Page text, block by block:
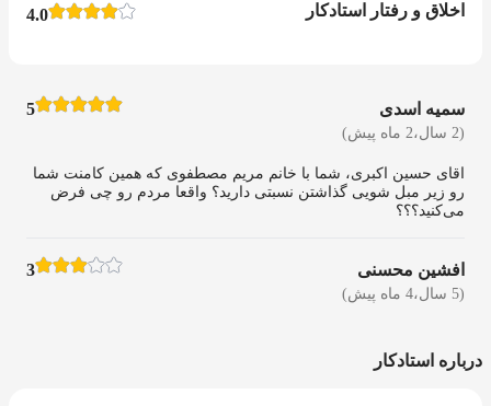
اخلاق و رفتار استادکار 4.0
سمیه اسدی
(2 سال،2 ماه پیش)
5
اقای حسین اکبری، شما با خانم مریم مصطفوی که همین کامنت شما
رو زیر مبل شویی گذاشتن نسبتی دارید؟ واقعا مردم رو چی فرض
می‌کنید؟؟؟
افشین محسنی
(5 سال،4 ماه پیش)
3
درباره استادکار